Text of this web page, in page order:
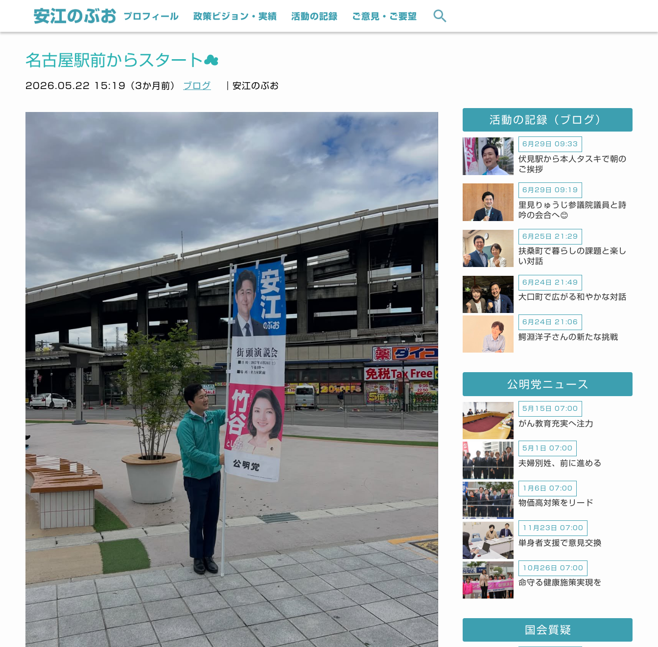
プロフィール 政策ビジョン・実績 活動の記録 ご意見・ご要望
名古屋駅前からスタート☁️
2026.05.22 15:19（3か月前） ブログ ｜安江のぶお
活動の記録（ブログ）
6月29日 09:33
伏見駅から本人タスキで朝の
ご挨拶
6月29日 09:19
里見りゅうじ参議院議員と詩
吟の会合へ😊
6月25日 21:29
扶桑町で暮らしの課題と楽し
い対話
6月24日 21:49
大口町で広がる和やかな対話
6月24日 21:06
鰐淵洋子さんの新たな挑戦
公明党ニュース
5月15日 07:00
がん教育充実へ注力
5月1日 07:00
夫婦別姓、前に進める
1月6日 07:00
物価高対策をリード
11月23日 07:00
単身者支援で意見交換
10月26日 07:00
命守る健康施策実現を
国会質疑